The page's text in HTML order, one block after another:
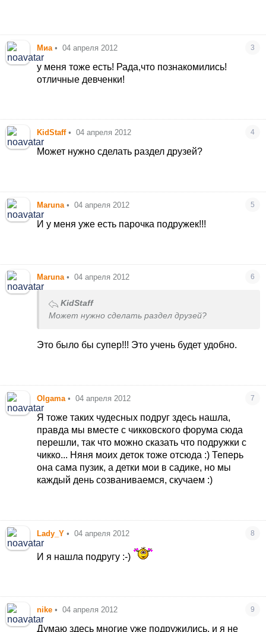
Миа • 04 апреля 2012 3
у меня тоже есть! Рада,что познакомились!
отличные девченки!
KidStaff • 04 апреля 2012 4
Может нужно сделать раздел друзей?
Maruna • 04 апреля 2012 5
И у меня уже есть парочка подружек!!!
Maruna • 04 апреля 2012 6
KidStaff
Может нужно сделать раздел друзей?
Это было бы супер!!! Это учень будет удобно.
Olgama • 04 апреля 2012 7
Я тоже таких чудесных подруг здесь нашла,
правда мы вместе с чикковского форума сюда
перешли, так что можно сказать что подружки с
чикко... Няня моих деток тоже отсюда :) Теперь
она сама пузик, а детки мои в садике, но мы
каждый день созваниваемся, скучаем :)
Lady_Y • 04 апреля 2012 8
И я нашла подругу :-)
nike • 04 апреля 2012 9
Думаю здесь многие уже подружились, и я не